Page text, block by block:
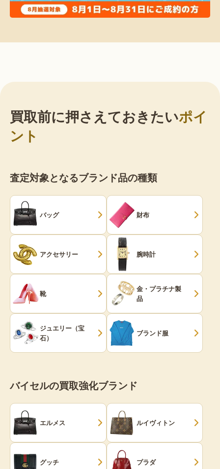
買取前に押さえておきたいポイ
ント
査定対象となるブランド品の種類
バッグ 財布
アクセサリー 腕時計
靴
金・プラチナ製
品
ジュエリー（宝
石）
ブランド服
バイセルの買取強化ブランド
エルメス ルイヴィトン
グッチ プラダ